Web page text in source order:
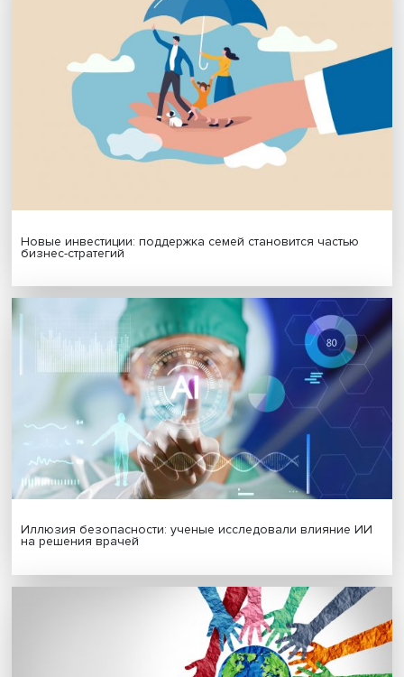
Будь всегда в курсе !
Подписаться
Я согласен на обработку
персональных данных